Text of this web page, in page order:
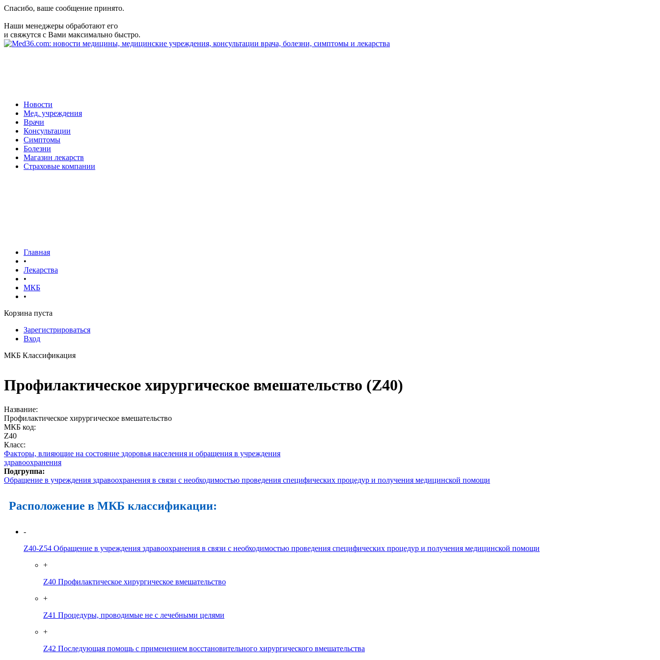
Спасибо, ваше сообщение принято.
Наши менеджеры обработают его
и свяжутся с Вами максимально быстро.
Новости
Мед. учреждения
Врачи
Консультации
Симптомы
Болезни
Магазин лекарств
Страховые компании
Главная
•
Лекарства
•
МКБ
•
Корзина пуста
Зарегистрироваться
Вход
МКБ Классификация
Профилактическое хирургическое вмешательство (Z40)
Название:
Профилактическое хирургическое вмешательство
МКБ код:
Z40
Класс:
Факторы, влияющие на состояние здоровья населения и обращения в учреждения
здравоохранения
Подгруппа:
Обращение в учреждения здравоохранения в связи с необходимостью проведения специфических процедур и получения медицинской помощи
Расположение в МКБ классификации:
-
Z40-Z54 Обращение в учреждения здравоохранения в связи с необходимостью проведения специфических процедур и получения медицинской помощи
+
Z40 Профилактическое хирургическое вмешательство
+
Z41 Процедуры, проводимые не с лечебными целями
+
Z42 Последующая помощь с применением восстановительного хирургического вмешательства